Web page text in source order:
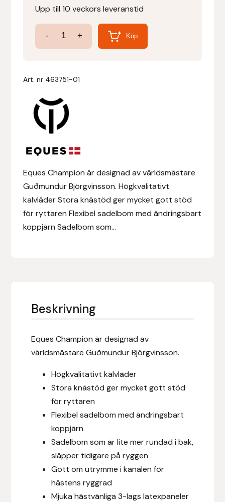
Upp till 10 veckors leveranstid
-
Sadel
Champion
+ Köp
Art. nr 463751-01
Eques Champion är designad av världsmästare
Guðmundur Björgvinsson. Högkvalitativt
kalvläder Stora knästöd ger mycket gott stöd
för ryttaren Flexibel sadelbom med ändringsbart
koppjärn Sadelbom som...
Beskrivning
Eques Champion är designad av
världsmästare Guðmundur Björgvinsson.
Högkvalitativt kalvläder
Stora knästöd ger mycket gott stöd
för ryttaren
Flexibel sadelbom med ändringsbart
koppjärn
Sadelbom som är lite mer rundad i bak,
släpper tidigare på ryggen
Gott om utrymme i kanalen för
hästens ryggrad
Mjuka hästvänliga 3-lags latexpaneler
Denni Design
Denni Design / Bomber Bits
Draupnir
E.A. Mattes
Eclipse Biofarmab
Ekholm Nordic
Ekol
Eldorado
EQUES
Equipage
Eyjólfur Ísólfsson
Fákur Rideudstyr